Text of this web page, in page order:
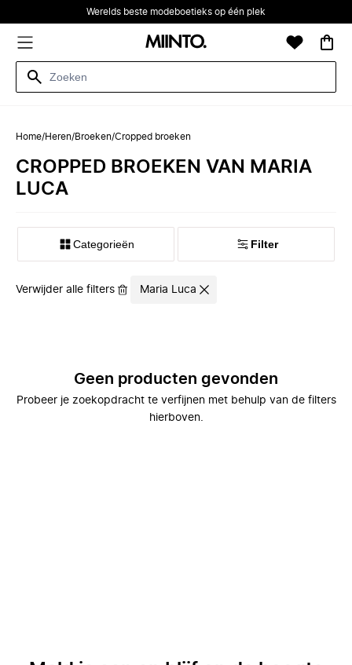
Werelds beste modeboetieks op één plek
Home/Heren/Broeken/Cropped broeken
CROPPED BROEKEN VAN MARIA
LUCA
Categorieën Filter
Verwijder alle filters Maria Luca
Geen producten gevonden
Probeer je zoekopdracht te verfijnen met behulp van de filters
hierboven.